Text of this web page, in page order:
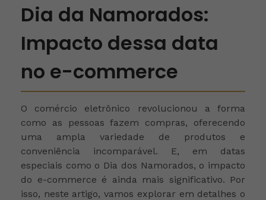
Dia da Namorados:
Impacto dessa data
no e-commerce
O comércio eletrônico revolucionou a forma
como as pessoas fazem compras, oferecendo
uma ampla variedade de produtos e
conveniência incomparável. E, em datas
especiais como o Dia dos Namorados, o impacto
do e-commerce é ainda mais significativo. Por
isso, neste artigo, vamos explorar em detalhes o